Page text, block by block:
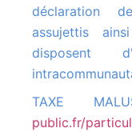
déclaration
assujettis
disposent
TAXE
public.fr/